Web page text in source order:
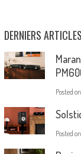
DERNIERS ARTICLES
Posted on
Posted on